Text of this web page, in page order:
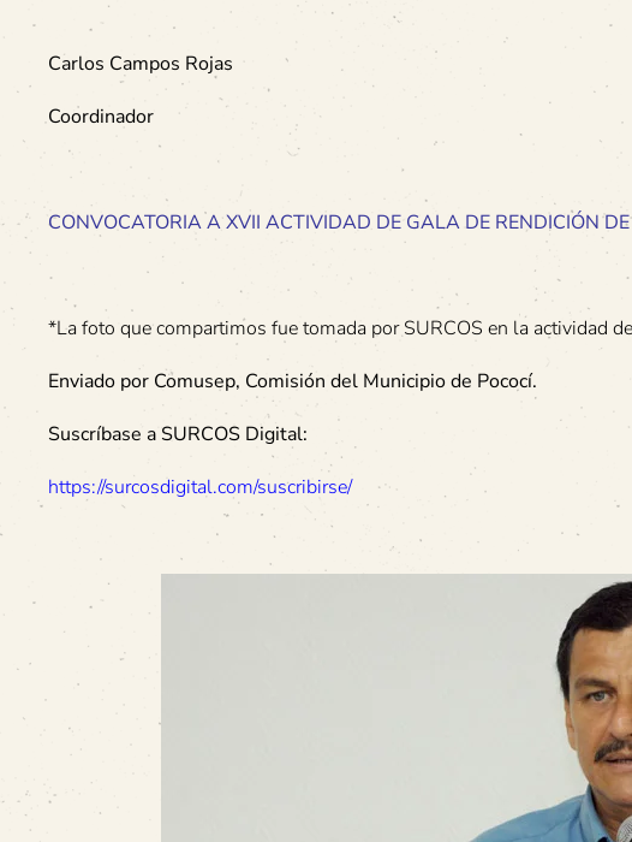
Carlos Campos Rojas
Coordinador
CONVOCATORIA A XVII ACTIVIDAD DE GALA DE RENDICIÓN
*La foto que compartimos fue tomada por SURCOS en la actividad
Enviado por Comusep, Comisión del Municipio de Pococí.
Suscríbase a SURCOS Digital:
https://surcosdigital.com/suscribirse/